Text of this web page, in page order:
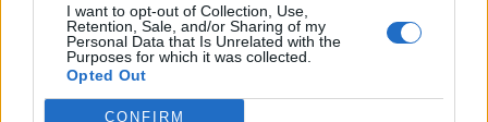
I want to opt-out of Collection, Use,
Retention, Sale, and/or Sharing of my
Personal Data that Is Unrelated with the
Purposes for which it was collected.
Opted Out
CONFIRM
ΑΠΟΨΕΙΣ